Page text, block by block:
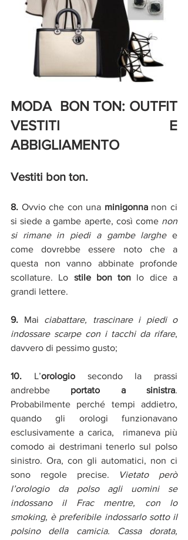
MODA  BON TON: OUTFIT
VESTITI E
ABBIGLIAMENTO
Vestiti bon ton.
8. Ovvio che con una minigonna non ci
si siede a gambe aperte, così come non
si rimane in piedi a gambe larghe e
come dovrebbe essere noto che a
questa non vanno abbinate profonde
scollature. Lo stile bon ton lo dice a
grandi lettere.
9. Mai ciabattare, trascinare i piedi o
indossare scarpe con i tacchi da rifare,
davvero di pessimo gusto;
10. L’orologio secondo la prassi
andrebbe portato a sinistra.
Probabilmente perché tempi addietro,
quando gli orologi funzionavano
esclusivamente a carica,  rimaneva più
comodo ai destrimani tenerlo sul polso
sinistro. Ora, con gli automatici, non ci
sono regole precise.
Vietato però
l’orologio da polso agli uomini se
indossano il Frac mentre, con lo
smoking, è preferibile indossarlo sotto il
polsino della camicia. Cassa dorata,